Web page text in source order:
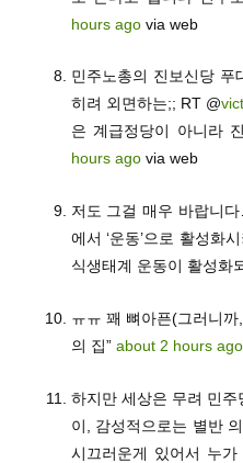
hours agovia web
민주노총의 진보신당
히려 외면하는;; RT @
은 계급정당이 아니라
hours agovia web
저도 그걸 매우 바랍니
에서 ‘운동’으로 활성화
식생태계 운동이 활성화
ㅠㅠ 꽤 뼈아픈(그러니
의 집” about 2 hours ago
하지만 세상은 무려 민
이, 감성적으로는 별반
시끄러운게 있어서 누